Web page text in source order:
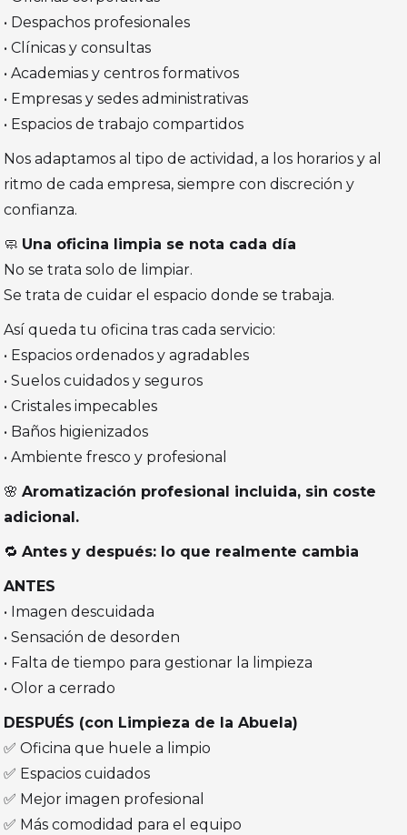
• Despachos profesionales
• Clínicas y consultas
• Academias y centros formativos
• Empresas y sedes administrativas
• Espacios de trabajo compartidos
Nos adaptamos al tipo de actividad, a los horarios y al
ritmo de cada empresa, siempre con discreción y
confianza.
🧼 Una oficina limpia se nota cada día
No se trata solo de limpiar.
Se trata de cuidar el espacio donde se trabaja.
Así queda tu oficina tras cada servicio:
• Espacios ordenados y agradables
• Suelos cuidados y seguros
• Cristales impecables
• Baños higienizados
• Ambiente fresco y profesional
🌸Aromatización profesional incluida, sin coste
adicional.
🔁Antes y después: lo que realmente cambia
ANTES
• Imagen descuidada
• Sensación de desorden
• Falta de tiempo para gestionar la limpieza
• Olor a cerrado
DESPUÉS (con Limpieza de la Abuela)
✅ Oficina que huele a limpio
✅ Espacios cuidados
✅ Mejor imagen profesional
✅ Más comodidad para el equipo